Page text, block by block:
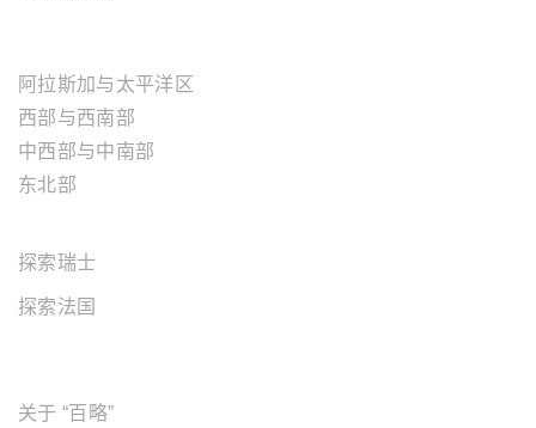
阿拉斯加与太平洋区
西部与西南部
中西部与中南部
东北部
探索瑞士
探索法国
关于 “百略”